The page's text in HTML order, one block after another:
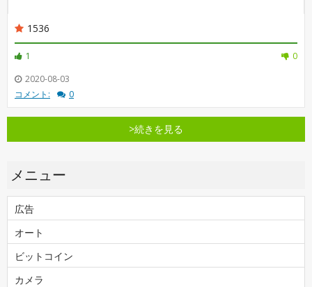
1536
1
0
2020-08-03
コメント:
0
>続きを見る
メニュー
広告
オート
ビットコイン
カメラ